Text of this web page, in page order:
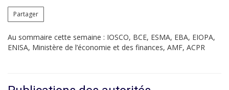
Partager
Au sommaire cette semaine : IOSCO, BCE, ESMA, EBA, EIOPA,
ENISA, Ministère de l’économie et des finances, AMF, ACPR